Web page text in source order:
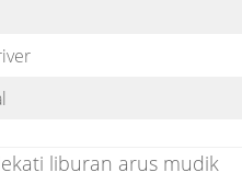
liburan arus mudik